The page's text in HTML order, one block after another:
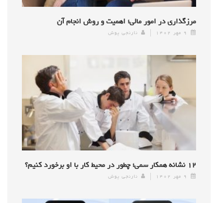
مرزگذاری در امور مالی؛ اهمیت و روش انجام آن
۹ مهر ۱۴۰۲ نارنجی پوش
۱۲ نشانه همکار سمی؛ چطور در محیط کار با او برخورد کنیم؟
۹ مهر ۱۴۰۲ نارنجی پوش